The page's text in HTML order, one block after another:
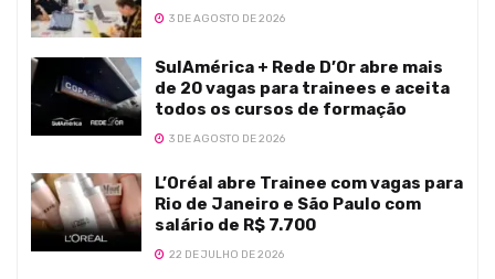
3 DE AGOSTO DE 2026
SulAmérica + Rede D’Or abre mais
de 20 vagas para trainees e aceita
todos os cursos de formação
3 DE AGOSTO DE 2026
L’Oréal abre Trainee com vagas para
Rio de Janeiro e São Paulo com
salário de R$ 7.700
22 DE JULHO DE 2026